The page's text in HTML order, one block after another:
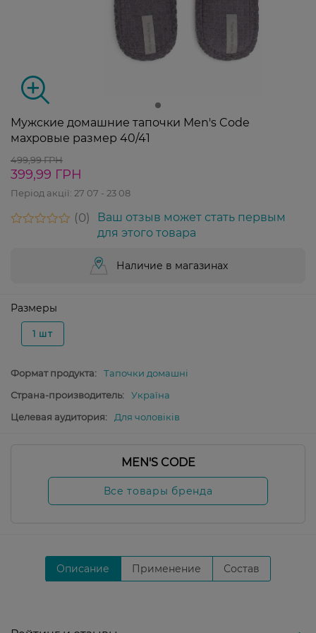
Мужские домашние тапочки Men's Code
махровые размер 40/41
499,99 ГРН
399,99 ГРН
Період акції: 27 07 - 23 08
0
Ваш отзыв может стать первым
для этого товара
Наличие в магазинах
Размеры
1 шт
Формат продукта:
Тапочки домашні
Страна-производитель:
Україна
Целевая аудитория:
Для чоловіків
MEN'S CODE
Все товары бренда
Описание Применение Состав